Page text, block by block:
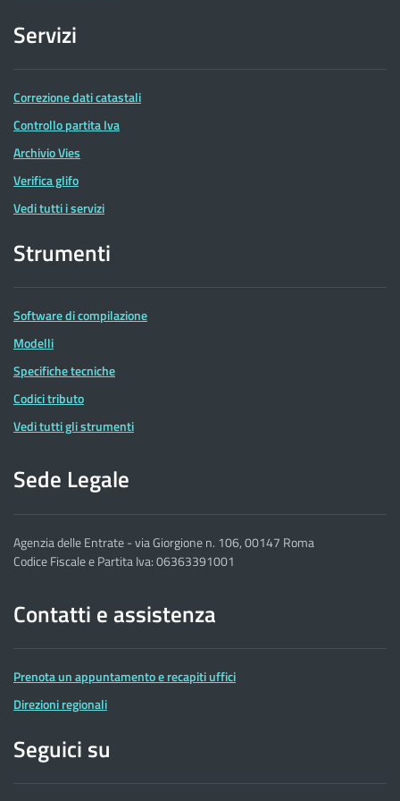
Servizi
Correzione dati catastali
Controllo partita Iva
Archivio Vies
Verifica glifo
Vedi tutti i servizi
Strumenti
Software di compilazione
Modelli
Specifiche tecniche
Codici tributo
Vedi tutti gli strumenti
Sede Legale
Agenzia delle Entrate - via Giorgione n. 106, 00147 Roma
Codice Fiscale e Partita Iva: 06363391001
Contatti e assistenza
Prenota un appuntamento e recapiti uffici
Direzioni regionali
Seguici su